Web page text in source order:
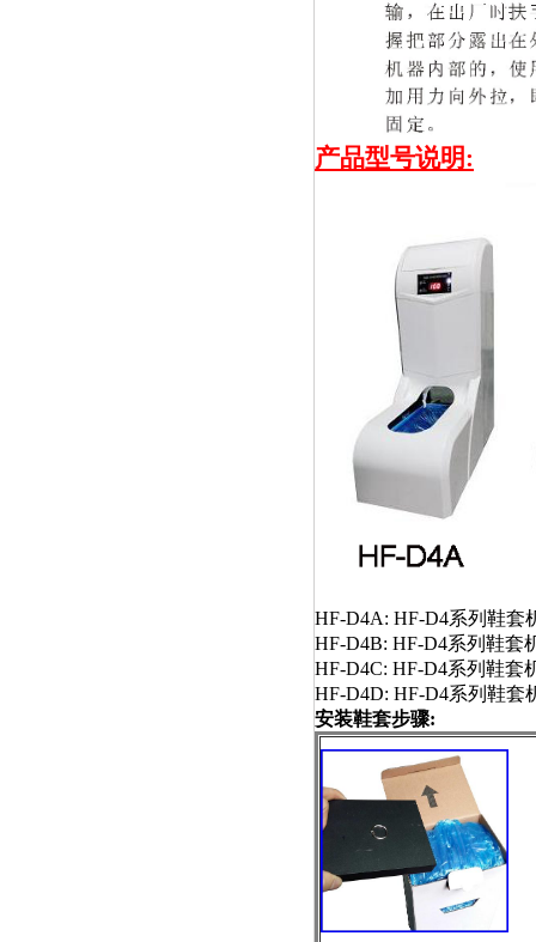
产品型号说明:
HF-D4A: HF-D4系列鞋套
HF-D4B: HF-D4系列鞋套
HF-D4C: HF-D4系列鞋套
HF-D4D: HF-D4系列鞋套
安装鞋套步骤: